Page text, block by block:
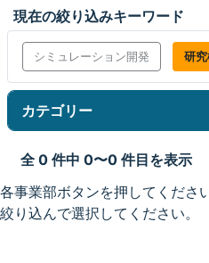
現在の絞り込みキーワード
シミュレーション開発 研
カテゴリー
全 0 件中 0〜0 件目を表示
各事業部ボタンを押してくださ
絞り込んで選択してください。